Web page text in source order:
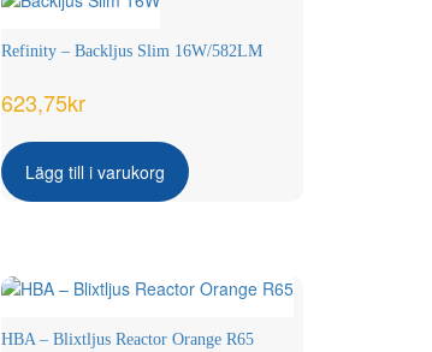
Refinity – Backljus Slim 16W/582LM
623,75kr
Lägg till i varukorg
HBA – Blixtljus Reactor Orange R65